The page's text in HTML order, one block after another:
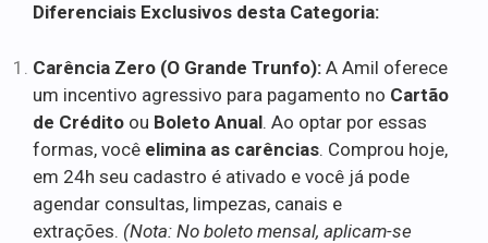
Diferenciais Exclusivos desta Categoria:
Carência Zero (O Grande Trunfo): A Amil oferece
um incentivo agressivo para pagamento no Cartão
de Crédito ou Boleto Anual. Ao optar por essas
formas, você elimina as carências. Comprou hoje,
em 24h seu cadastro é ativado e você já pode
agendar consultas, limpezas, canais e
extrações. (Nota: No boleto mensal, aplicam-se